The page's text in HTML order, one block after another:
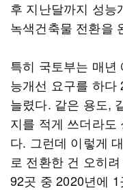
후 지난달까지 성능
녹색건축물 전환을
특히 국토부는 매
능개선 요구를 하다
늘렸다. 같은 용도,
지를 적게 쓰더라도
다. 그런데 이렇게
로 전환한 건 오히
92곳 중 2020년에